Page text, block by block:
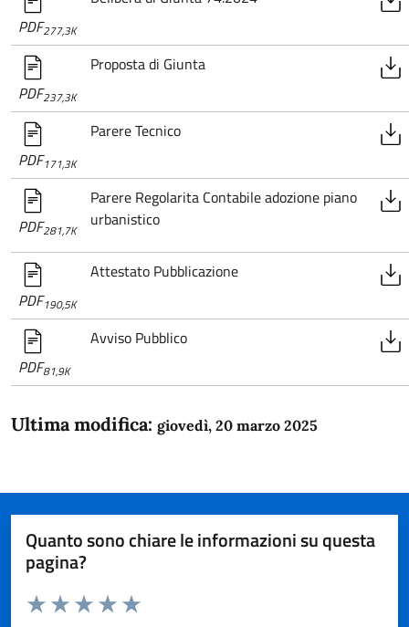
PDF277,3K
PDF237,3K
Proposta di Giunta
PDF171,3K
Parere Tecnico
PDF281,7K
Parere Regolarita Contabile adozione piano
urbanistico
PDF190,5K
Attestato Pubblicazione
PDF81,9K
Avviso Pubblico
Ultima modifica: giovedì, 20 marzo 2025
Quanto sono chiare le informazioni su questa
pagina?
Domanda
Valuta da 1 a 5 stelle la pagina